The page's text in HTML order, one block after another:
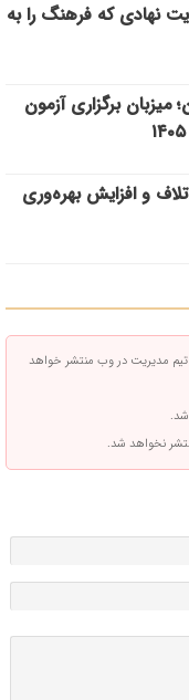
نهادی که فرهنگ را به
میزبان برگزاری آزمون
و افزایش بهره‌وری
مدیریت در وب منتشر خواهد
شد.
نخواهد شد.